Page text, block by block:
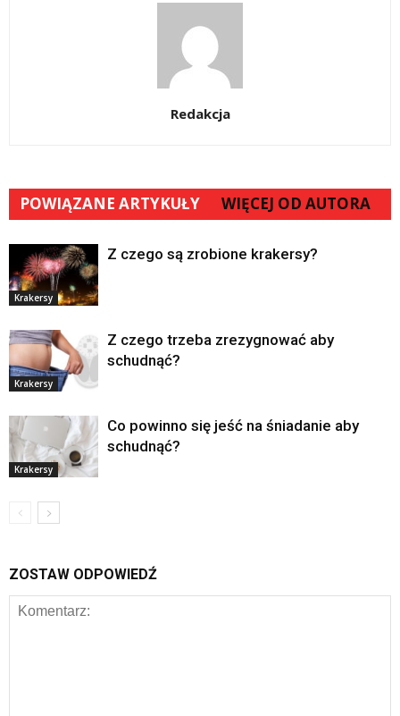
Redakcja
POWIĄZANE ARTYKUŁY WIĘCEJ OD AUTORA
Krakersy
Z czego są zrobione krakersy?
Krakersy
Z czego trzeba zrezygnować aby
schudnąć?
Krakersy
Co powinno się jeść na śniadanie aby
schudnąć?
ZOSTAW ODPOWIEDŹ